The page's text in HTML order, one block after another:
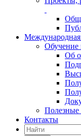
Международная
Обучение
Об
Полезные
Контакты